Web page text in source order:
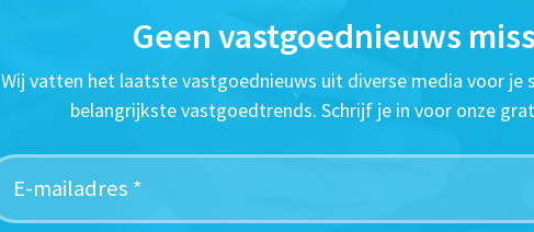
Geen vastgoednieuws
Wij vatten het laatste vastgoednieuws uit diverse media voor je
belangrijkste vastgoedtrends. Schrijf je in voor onze